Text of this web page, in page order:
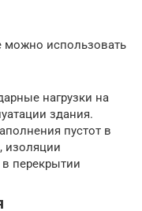
можно использовать
нагрузки на
здания.
пустот в
изоляции
перекрытии